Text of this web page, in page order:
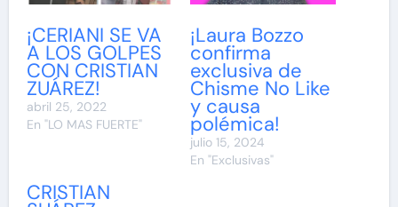
¡CERIANI SE VA
A LOS GOLPES
CON CRISTIAN
ZUÁREZ!
abril 25, 2022
En "LO MAS FUERTE"
¡Laura Bozzo
confirma
exclusiva de
Chisme No Like
y causa
polémica!
julio 15, 2024
En "Exclusivas"
CRISTIAN